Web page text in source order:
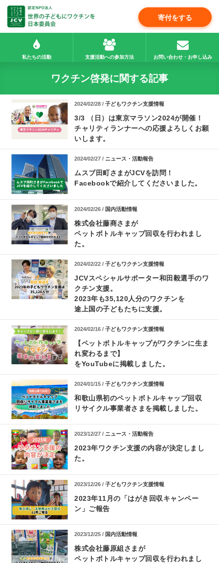
寄付をする
私たちの活動 支援活動への参加方法 お問い合わせ・お申し込み
ワクチン啓発に関する記事
2024/02/28 /子どもワクチン支援情報
3/3 （日）は東京マラソン2024が開催！
チャリティランナーへの応援よろしくお願
いします。
2024/02/27 / ニュース・活動報告
ムスブ田町さまがJCVを訪問！
Facebookで紹介してくださいました。
2024/02/26 / 国内活動情報
株式会社藤商さまが
ペットボトルキャップ回収を行われまし
た。
2024/02/22 /子どもワクチン支援情報
JCVスペシャルサポーター和田毅選手のワ
クチン支援。
2023年も35,120人分のワクチンを
途上国の子どもたちに支援。
2024/02/16 /子どもワクチン支援情報
【ペットボトルキャップがワクチンに生ま
れ変わるまで】
をYouTubeに掲載しました。
2024/01/15 /子どもワクチン支援情報
和歌山県初のペットボトルキャップ回収
リサイクル事業者さまを掲載しました。
2023/12/27 / ニュース・活動報告
2023年ワクチン支援の内容が決定しまし
た。
2023/12/26 /子どもワクチン支援情報
2023年11月の「はがき回収キャンペー
ン」ご報告
2023/12/25 / 国内活動情報
株式会社藤原組さまが
ペットボトルキャップ回収を行われまし